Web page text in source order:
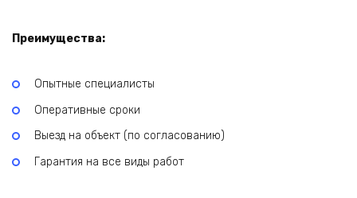
Преимущества:
Опытные специалисты
Оперативные сроки
Выезд на объект (по согласованию)
Гарантия на все виды работ